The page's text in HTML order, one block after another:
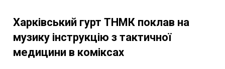
Харківський гурт ТНМК поклав на
музику інструкцію з тактичної
медицини в коміксах